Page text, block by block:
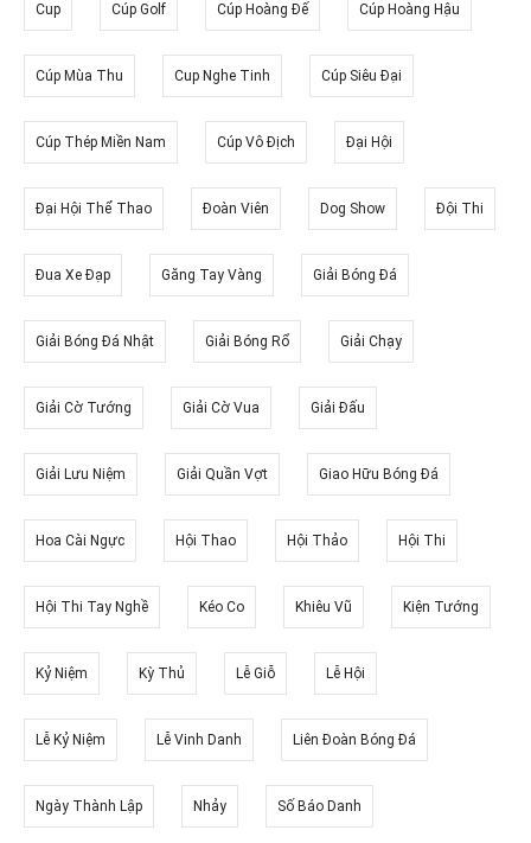
Cup Cúp Golf Cúp Hoàng Đế Cúp Hoàng Hậu
Cúp Mùa Thu Cup Nghe Tinh Cúp Siêu Đại
Cúp Thép Miền Nam Cúp Vô Địch Đại Hội
Đại Hội Thể Thao Đoàn Viên Dog Show Đội Thi
Đua Xe Đạp Găng Tay Vàng Giải Bóng Đá
Giải Bóng Đá Nhật Giải Bóng Rổ Giải Chạy
Giải Cờ Tướng Giải Cờ Vua Giải Đấu
Giải Lưu Niệm Giải Quần Vợt Giao Hữu Bóng Đá
Hoa Cài Ngực Hội Thao Hội Thảo Hội Thi
Hội Thi Tay Nghề Kéo Co Khiêu Vũ Kiện Tướng
Kỷ Niệm Kỳ Thủ Lễ Giỗ Lễ Hội
Lễ Kỷ Niệm Lễ Vinh Danh Liên Đoàn Bóng Đá
Ngày Thành Lập Nhảy Số Báo Danh